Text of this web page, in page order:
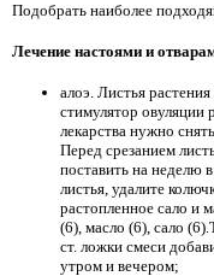
Подобрать наиболее
Лечение настоями и
алоэ. Листья
стимулятор овуляции
лекарства нужно
Перед срезанием
поставить на неделю
листья, удалите
растопленное сало и
(6), масло (6), сало
ст. ложки смеси
утром и вечером;